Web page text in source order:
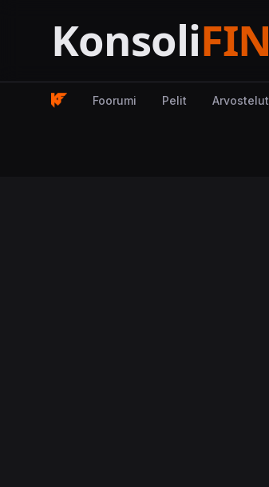
Foorumi Pelit Arvostelut